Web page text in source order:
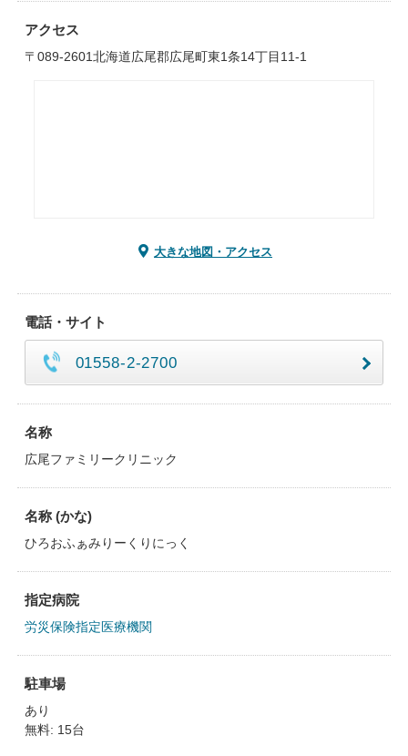
アクセス
〒089-2601北海道広尾郡広尾町東1条14丁目11-1
大きな地図・アクセス
電話・サイト
01558-2-2700
名称
広尾ファミリークリニック
名称 (かな)
ひろおふぁみりーくりにっく
指定病院
労災保険指定医療機関
駐車場
あり
無料: 15台